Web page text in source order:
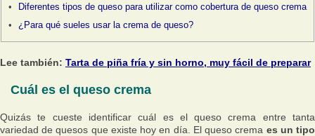
Diferentes tipos de queso para utilizar como cobertura de queso crema
¿Para qué sueles usar la crema de queso?
Lee también: Tarta de piña fría y sin horno, muy fácil de preparar
Cuál es el queso crema
Quizás te cueste identificar cuál es el queso crema entre tanta
variedad de quesos que existe hoy en día. El queso crema es un tipo